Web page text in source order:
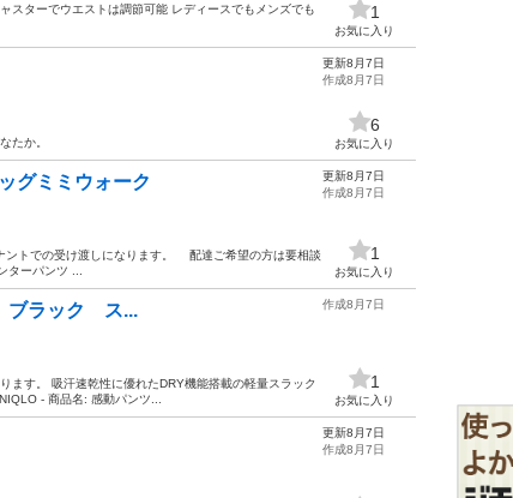
ターでウエストは調節可能 レディースでもメンズでも
1
お気に入り
たか。
更新8月7日
作成8月7日
6
お気に入り
グミミウォーク
トでの受け渡しになります。 配達ご希望の方は要相談
ーパンツ ...
更新8月7日
作成8月7日
1
お気に入り
ブラック ス...
ます。 吸汗速乾性に優れたDRY機能搭載の軽量スラック
- 商品名: 感動パンツ...
作成8月7日
1
お気に入り
更新8月7日
作成8月7日